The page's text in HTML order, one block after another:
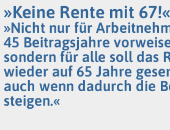
»Keine Rente mit 67!«
»Nicht nur für
45 Beitragsjahre
sondern für alle soll das
wieder auf 65 Jahre
auch wenn dadurch die
steigen.«